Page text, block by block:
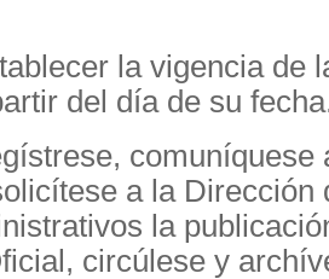
la vigencia de
del día de su
comuníquese
a la Dirección
la
circúlese y